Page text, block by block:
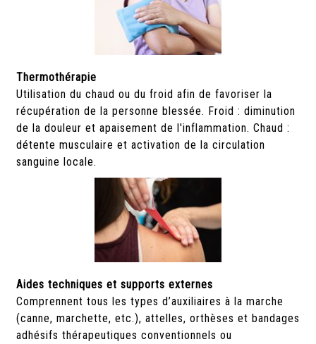
Thermothérapie
Utilisation du chaud ou du froid afin de favoriser la
récupération de la personne blessée. Froid : diminution
de la douleur et apaisement de l'inflammation. Chaud :
détente musculaire et activation de la circulation
sanguine locale.
Aides techniques et supports externes
Comprennent tous les types d’auxiliaires à la marche
(canne, marchette, etc.), attelles, orthèses et bandages
adhésifs thérapeutiques conventionnels ou